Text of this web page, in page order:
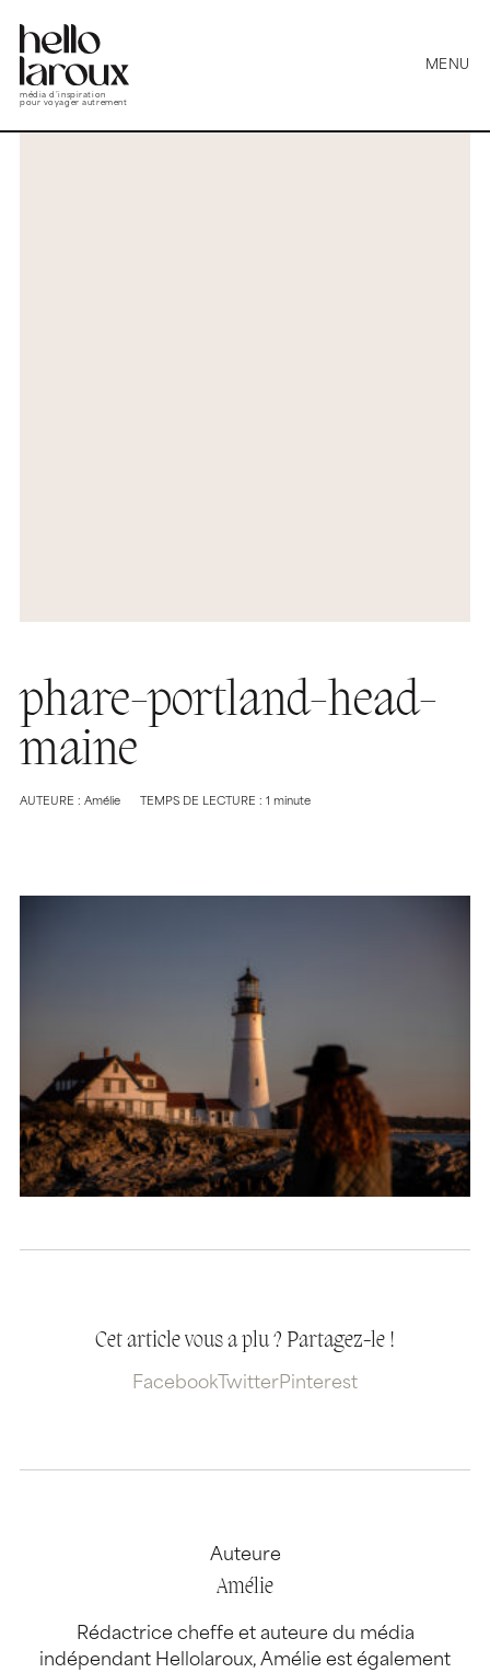
média d’inspiration
pour voyager autrement
MENU
phare-portland-head-
maine
AUTEURE : Amélie TEMPS DE LECTURE : 1 minute
Cet article vous a plu ? Partagez-le !
Facebook TwitterPinterest
Auteure
Amélie
Rédactrice cheffe et auteure du média
indépendant Hellolaroux, Amélie est également